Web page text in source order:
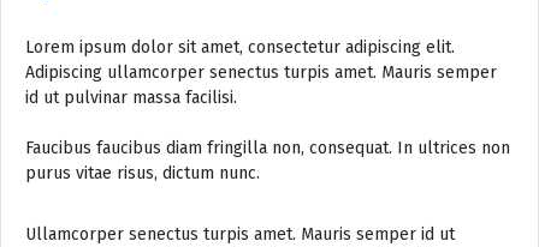
Lorem ipsum dolor sit amet, consectetur adipiscing elit.
Adipiscing ullamcorper senectus turpis amet. Mauris semper
id ut pulvinar massa facilisi.
Faucibus faucibus diam fringilla non, consequat. In ultrices non
purus vitae risus, dictum nunc.
Ullamcorper senectus turpis amet. Mauris semper id ut